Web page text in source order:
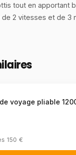
tout en apportant
2 vitesses et de 3
voyage pliable
150 €